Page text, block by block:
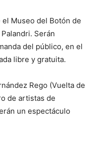
Museo del Botón de
Serán
del público, en el
libre y gratuita.
Rego (Vuelta de
de artistas de
un espectáculo